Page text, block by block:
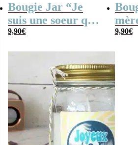
Bougie Jar “Je
suis une soeur qui
déchire” – Fleur
9,90€
la
9,90€